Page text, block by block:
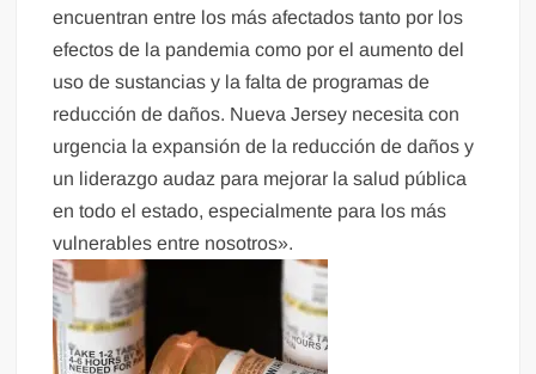
encuentran entre los más afectados tanto por los
efectos de la pandemia como por el aumento del
uso de sustancias y la falta de programas de
reducción de daños. Nueva Jersey necesita con
urgencia la expansión de la reducción de daños y
un liderazgo audaz para mejorar la salud pública
en todo el estado, especialmente para los más
vulnerables entre nosotros».